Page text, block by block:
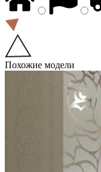
Похожие модели